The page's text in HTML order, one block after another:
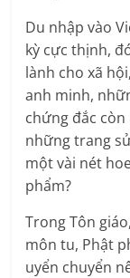
Du nhập vào
kỳ cực thịnh,
lành cho xã
anh minh,
chứng đắc
những trang
một vài nét
phẩm?
Trong Tôn
môn tu, Phật
uyển chuyển